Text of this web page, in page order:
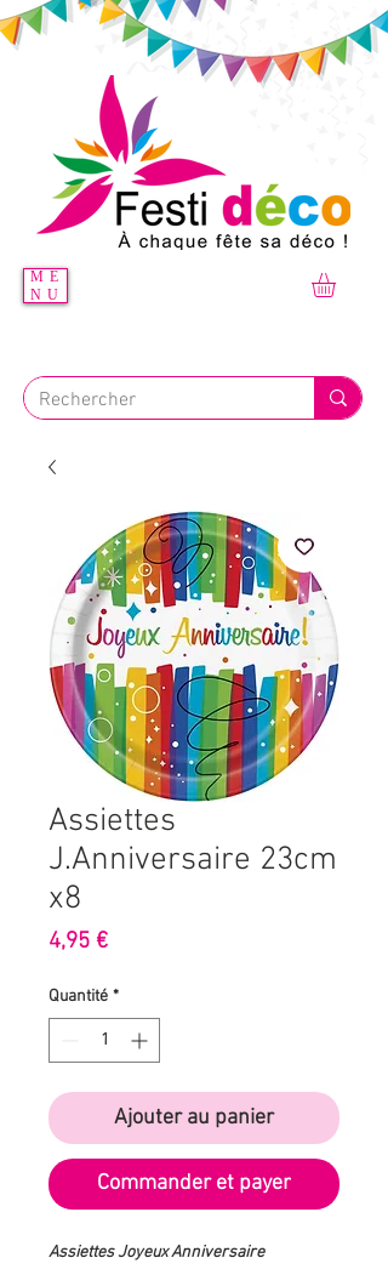
ME
NU
Assiettes
J.Anniversaire 23cm
x8
4,95 €Prix
Quantité *
Ajouter au panier
Commander et payer
Assiettes Joyeux Anniversaire